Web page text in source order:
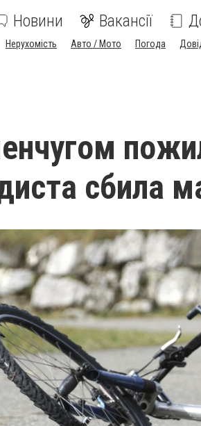
Новини Вакансії
Нерухомість Авто / Мото Погода
сбила